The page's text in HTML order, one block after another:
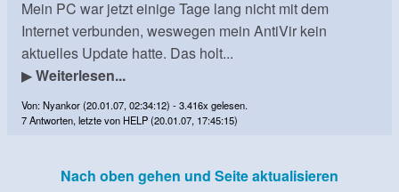
Mein PC war jetzt einige Tage lang nicht mit dem
Internet verbunden, weswegen mein AntiVir kein
aktuelles Update hatte. Das holt...
▶Weiterlesen...
Von: Nyankor (20.01.07, 02:34:12) - 3.416x gelesen.
7 Antworten, letzte von HELP (20.01.07, 17:45:15)
Nach oben gehen und Seite aktualisieren